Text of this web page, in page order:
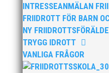
INTRESSEANMÄLAN
FRIIDROTT FÖR BARN
NY
TRYGG IDROTT
VANLIGA FRÅGOR
feb 5, 2011|Ingen
Se VIDEO (Klicka här).